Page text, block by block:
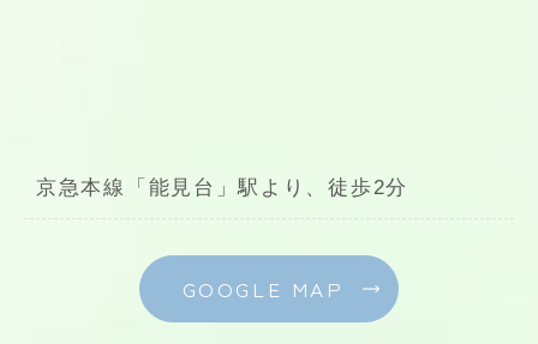
京急本線「能見台」駅より、徒歩2分
GOOGLE MAP